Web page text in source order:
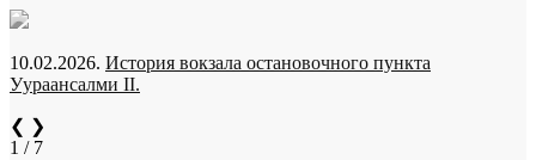
10.02.2026. История вокзала остановочного пункта
Уураансалми II.
❮ ❯
1 / 7